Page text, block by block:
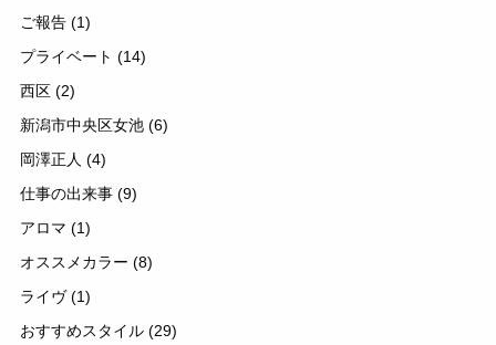
ご報告 (1)
プライベート (14)
西区 (2)
新潟市中央区女池 (6)
岡澤正人 (4)
仕事の出来事 (9)
アロマ (1)
オススメカラー (8)
ライヴ(1)
おすすめスタイル (29)